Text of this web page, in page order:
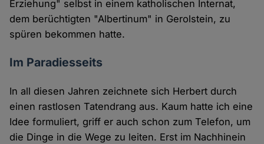
Erziehung" selbst in einem katholischen Internat,
dem berüchtigten "Albertinum" in Gerolstein, zu
spüren bekommen hatte.
Im Paradiesseits
In all diesen Jahren zeichnete sich Herbert durch
einen rastlosen Tatendrang aus. Kaum hatte ich eine
Idee formuliert, griff er auch schon zum Telefon, um
die Dinge in die Wege zu leiten. Erst im Nachhinein